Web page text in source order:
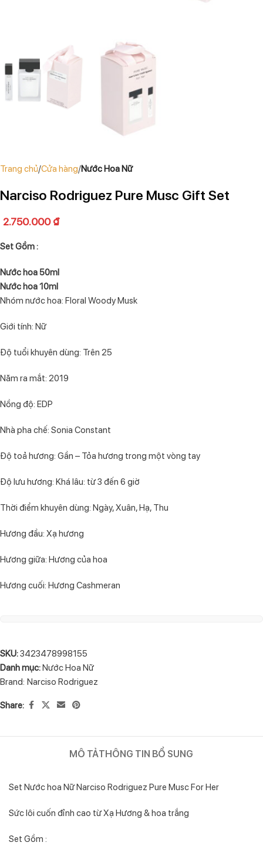
Trang chủ Cửa hàng Nước Hoa Nữ
Narciso Rodriguez Pure Musc Gift Set
2.750.000₫
Set Gồm :
Nước hoa 50ml
Nước hoa 10ml
Nhóm nước hoa: Floral Woody Musk
Giới tính: Nữ
Độ tuổi khuyên dùng: Trên 25
Năm ra mắt: 2019
Nồng độ: EDP
Nhà pha chế: Sonia Constant
Độ toả hương: Gần – Tỏa hương trong một vòng tay
Độ lưu hương: Khá lâu: từ 3 đến 6 giờ
Thời điểm khuyên dùng: Ngày, Xuân, Hạ, Thu
Hương đầu: Xạ hương
Hương giữa: Hương của hoa
Hương cuối: Hương Cashmeran
SKU:3423478998155
Danh mục:Nước Hoa Nữ
Brand: Narciso Rodriguez
Share:
MÔ TẢTHÔNG TIN BỔ SUNG
Set Nước hoa Nữ Narciso Rodriguez Pure Musc For Her
Sức lôi cuốn đỉnh cao từ Xạ Hương & hoa trắng
Set Gồm :